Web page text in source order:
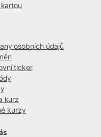
osobních údajů
ticker
kurz
kurzy